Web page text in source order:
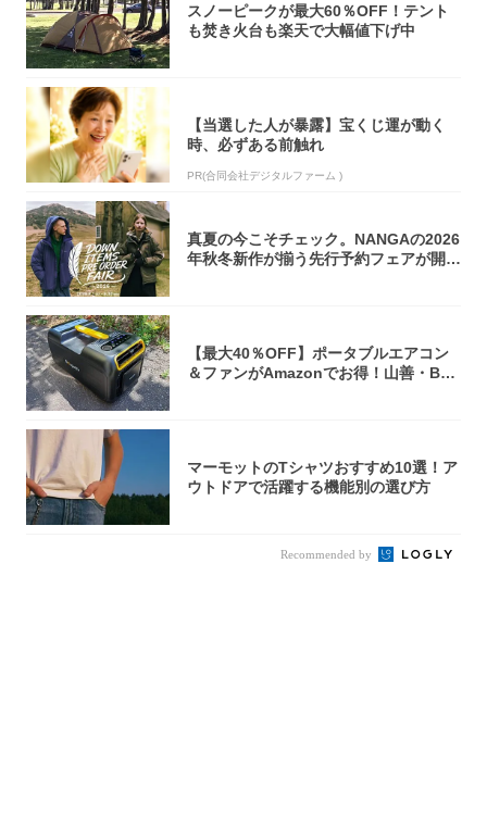
スノーピークが最大60％OFF！テント
も焚き火台も楽天で大幅値下げ中
【当選した人が暴露】宝くじ運が動く
時、必ずある前触れ
PR(合同会社デジタルファーム )
真夏の今こそチェック。NANGAの2026
年秋冬新作が揃う先行予約フェアが開催
【最大40％OFF】ポータブルエアコン
＆ファンがAmazonでお得！山善・Bo
マーモットのTシャツおすすめ10選！ア
ウトドアで活躍する機能別の選び方
Recommended by